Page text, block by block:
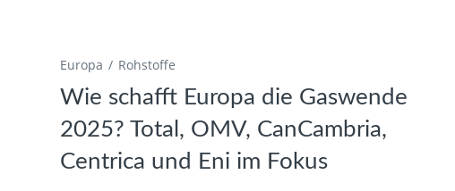
Europa Rohstoffe
Wie schafft Europa die Gaswende
2025? Total, OMV, CanCambria,
Centrica und Eni im Fokus